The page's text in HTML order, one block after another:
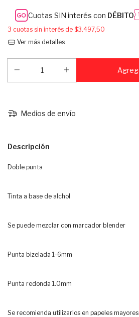
Cuotas SIN interés con DÉBITO
3 cuotas sin interés de $3.497,50
Ver más detalles
Medios de envío
Descripción
Doble punta
Tinta a base de alchol
Se puede mezclar con marcador blender
Punta bizelada 1-6mm
Punta redonda 1.0mm
Se recomienda utilizarlos en papeles